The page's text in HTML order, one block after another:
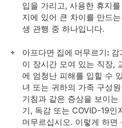
입을 가리고, 사용한 휴지
지에 있어 큰 차이를 만드
생 관행 중 하나입니다.
아프다면 집에 머무르기: 감
이 장시간 모여 있는 직장,
에 엄청난 피해를 입힐 수
녀 또는 귀하의 가족 구성
기침과 같은 증상을 보이
기, 독감 또는 COVID-19인
머무르십시오. 이렇게 하면